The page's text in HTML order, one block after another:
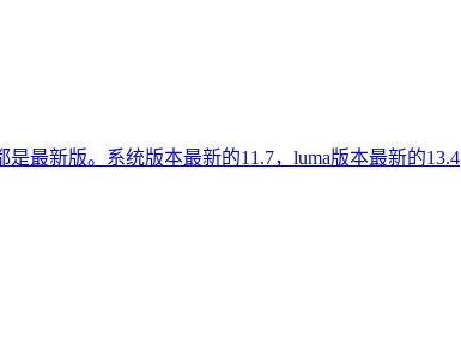
最新版。系统版本最新的11.7，luma版本最新的13.4